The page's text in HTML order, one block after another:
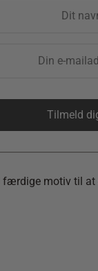
motiv til at